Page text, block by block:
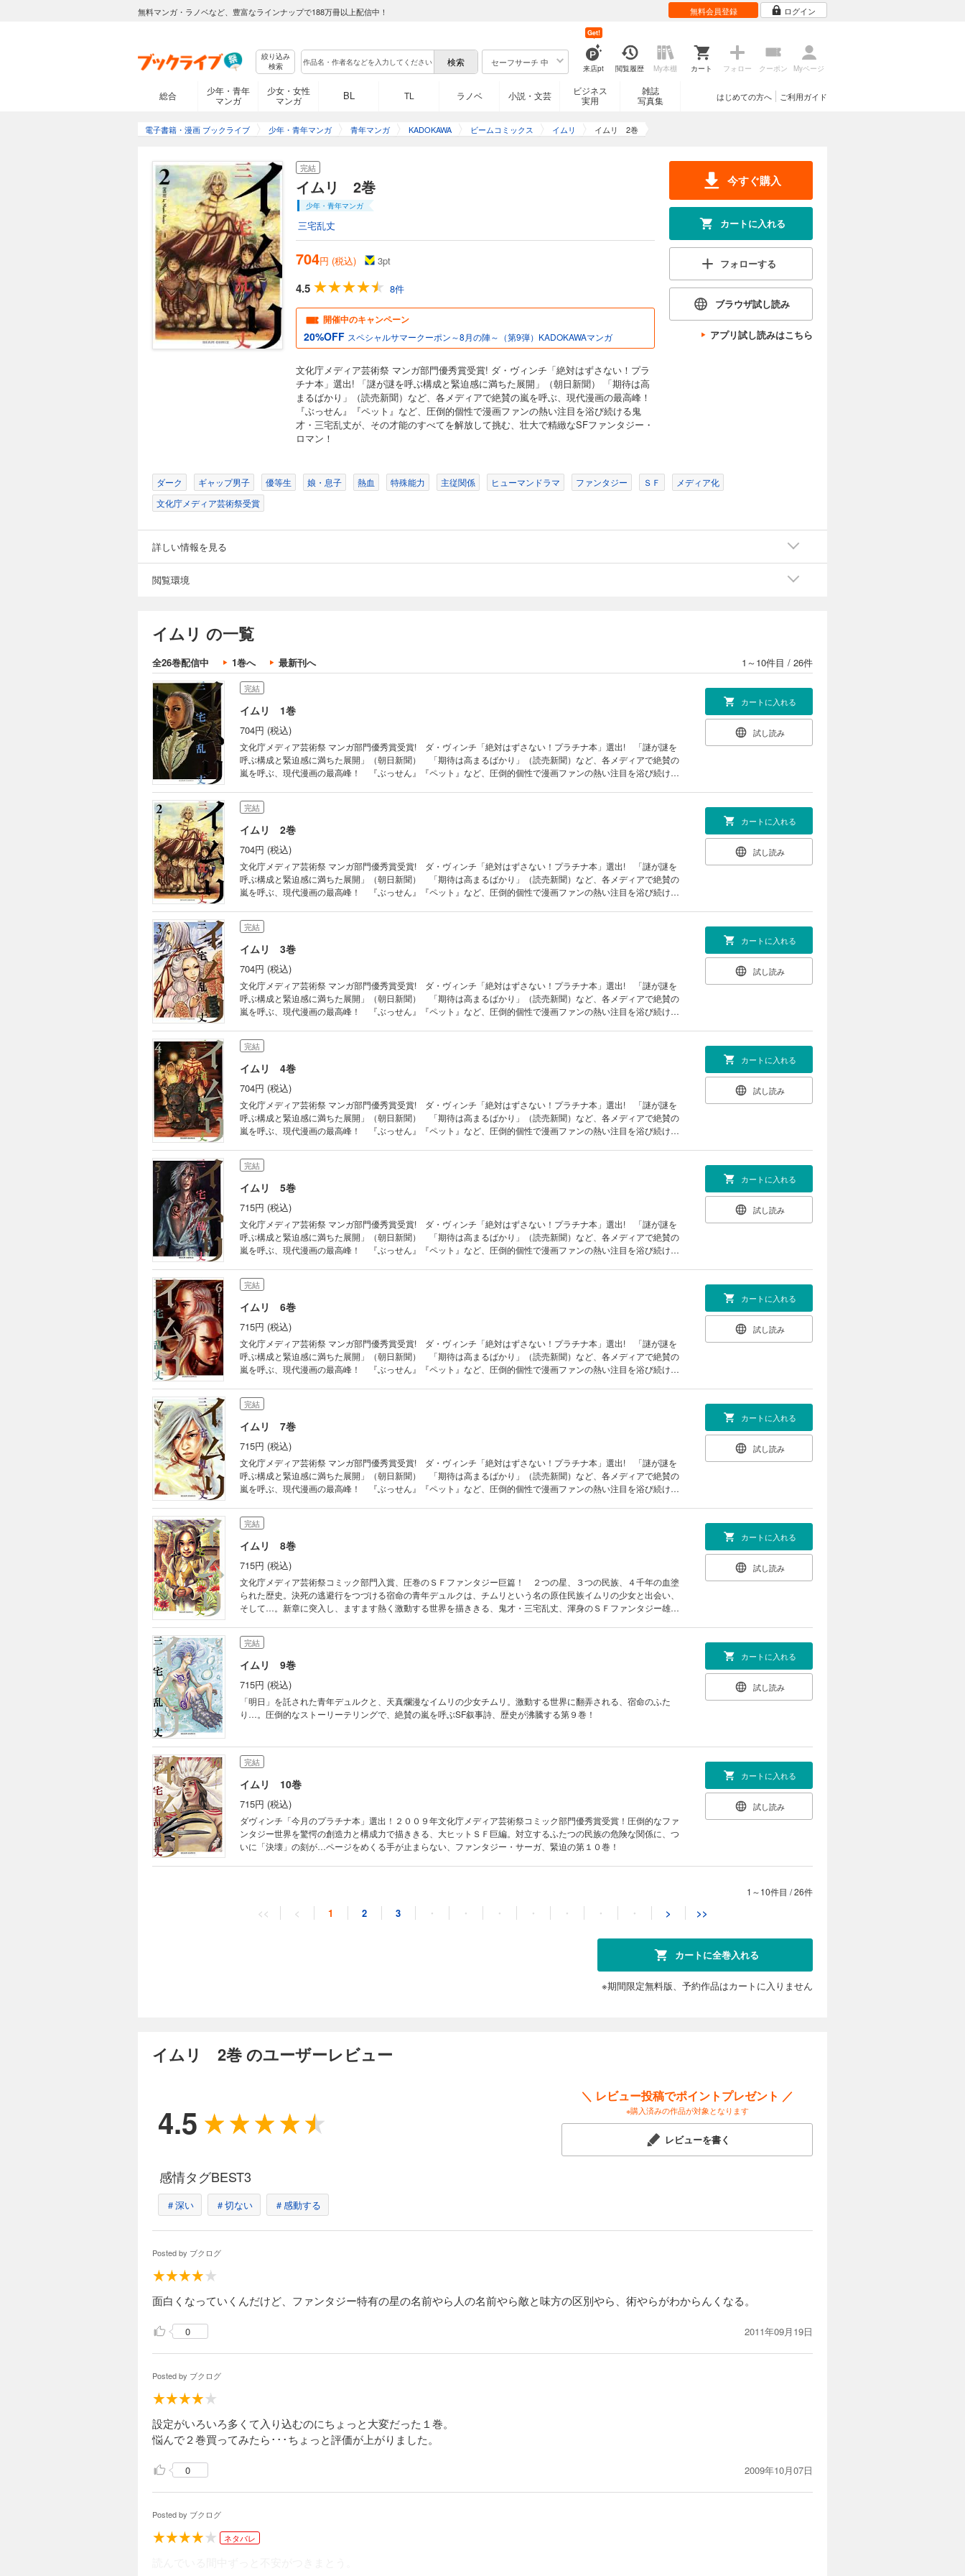
無料マンガ・ラノベなど、豊富なラインナップで188万冊以上配信中！ 無料会員登録 ログイン
絞り込み
検索
セーフサーチ 中
来店pt
Get!
閲覧履歴 My本棚 カート フォロー クーポン Myページ
総合
少年・青年
マンガ
少女・女性
マンガ
BL TL ラノベ 小説・文芸
ビジネス
実用
雑誌
写真集
ご利用ガイド
はじめての方へ
電子書籍・漫画 ブックライブ 少年・青年マンガ 青年マンガ KADOKAWA ビームコミックス イムリ イムリ 2巻
完結
イムリ 2巻
少年・青年マンガ
三宅乱丈
704円 (税込) 3pt
4.5 8件
開催中のキャンペーン
20%OFF スペシャルサマークーポン～8月の陣～（第9弾）KADOKAWAマンガ
文化庁メディア芸術祭 マンガ部門優秀賞受賞! ダ・ヴィンチ「絶対はずさない！プラ
チナ本」選出! 「謎が謎を呼ぶ構成と緊迫感に満ちた展開」（朝日新聞） 「期待は高
まるばかり」（読売新聞）など、各メディアで絶賛の嵐を呼ぶ、現代漫画の最高峰！
『ぶっせん』『ペット』など、圧倒的個性で漫画ファンの熱い注目を浴び続ける鬼
才・三宅乱丈が、その才能のすべてを解放して挑む、壮大で精緻なSFファンタジー・
ロマン！
今すぐ購入
カートに入れる
フォローする
ブラウザ試し読み
アプリ試し読みはこちら
ダーク ギャップ男子 優等生 娘・息子 熱血 特殊能力 主従関係 ヒューマンドラマ ファンタジー ＳＦ
メディア化
文化庁メディア芸術祭受賞
詳しい情報を見る
閲覧環境
イムリ の一覧
全26巻配信中 1巻へ 最新刊へ 1～10件目 / 26件
完結
イムリ 1巻
704円 (税込)
文化庁メディア芸術祭 マンガ部門優秀賞受賞! ダ・ヴィンチ「絶対はずさない！プラチナ本」選出! 「謎が謎を
呼ぶ構成と緊迫感に満ちた展開」（朝日新聞） 「期待は高まるばかり」（読売新聞）など、各メディアで絶賛の
嵐を呼ぶ、現代漫画の最高峰！ 『ぶっせん』『ペット』など、圧倒的個性で漫画ファンの熱い注目を浴び続ける
カートに入れる
試し読み
完結
イムリ 2巻
704円 (税込)
文化庁メディア芸術祭 マンガ部門優秀賞受賞! ダ・ヴィンチ「絶対はずさない！プラチナ本」選出! 「謎が謎を
呼ぶ構成と緊迫感に満ちた展開」（朝日新聞） 「期待は高まるばかり」（読売新聞）など、各メディアで絶賛の
嵐を呼ぶ、現代漫画の最高峰！ 『ぶっせん』『ペット』など、圧倒的個性で漫画ファンの熱い注目を浴び続ける
カートに入れる
試し読み
完結
イムリ 3巻
704円 (税込)
文化庁メディア芸術祭 マンガ部門優秀賞受賞! ダ・ヴィンチ「絶対はずさない！プラチナ本」選出! 「謎が謎を
呼ぶ構成と緊迫感に満ちた展開」（朝日新聞） 「期待は高まるばかり」（読売新聞）など、各メディアで絶賛の
嵐を呼ぶ、現代漫画の最高峰！ 『ぶっせん』『ペット』など、圧倒的個性で漫画ファンの熱い注目を浴び続ける
カートに入れる
試し読み
完結
イムリ 4巻
704円 (税込)
文化庁メディア芸術祭 マンガ部門優秀賞受賞! ダ・ヴィンチ「絶対はずさない！プラチナ本」選出! 「謎が謎を
呼ぶ構成と緊迫感に満ちた展開」（朝日新聞） 「期待は高まるばかり」（読売新聞）など、各メディアで絶賛の
嵐を呼ぶ、現代漫画の最高峰！ 『ぶっせん』『ペット』など、圧倒的個性で漫画ファンの熱い注目を浴び続ける
カートに入れる
試し読み
完結
イムリ 5巻
715円 (税込)
文化庁メディア芸術祭 マンガ部門優秀賞受賞! ダ・ヴィンチ「絶対はずさない！プラチナ本」選出! 「謎が謎を
呼ぶ構成と緊迫感に満ちた展開」（朝日新聞） 「期待は高まるばかり」（読売新聞）など、各メディアで絶賛の
嵐を呼ぶ、現代漫画の最高峰！ 『ぶっせん』『ペット』など、圧倒的個性で漫画ファンの熱い注目を浴び続ける
カートに入れる
試し読み
完結
イムリ 6巻
715円 (税込)
文化庁メディア芸術祭 マンガ部門優秀賞受賞! ダ・ヴィンチ「絶対はずさない！プラチナ本」選出! 「謎が謎を
呼ぶ構成と緊迫感に満ちた展開」（朝日新聞） 「期待は高まるばかり」（読売新聞）など、各メディアで絶賛の
嵐を呼ぶ、現代漫画の最高峰！ 『ぶっせん』『ペット』など、圧倒的個性で漫画ファンの熱い注目を浴び続ける
カートに入れる
試し読み
完結
イムリ 7巻
715円 (税込)
文化庁メディア芸術祭 マンガ部門優秀賞受賞! ダ・ヴィンチ「絶対はずさない！プラチナ本」選出! 「謎が謎を
呼ぶ構成と緊迫感に満ちた展開」（朝日新聞） 「期待は高まるばかり」（読売新聞）など、各メディアで絶賛の
嵐を呼ぶ、現代漫画の最高峰！ 『ぶっせん』『ペット』など、圧倒的個性で漫画ファンの熱い注目を浴び続ける
カートに入れる
試し読み
完結
イムリ 8巻
715円 (税込)
文化庁メディア芸術祭コミック部門入賞、圧巻のＳＦファンタジー巨篇！ ２つの星、３つの民族、４千年の血塗
られた歴史。決死の逃避行をつづける宿命の青年デュルクは、チムリという名の原住民族イムリの少女と出会い、
そして…。新章に突入し、ますます熱く激動する世界を描ききる、鬼才・三宅乱丈、渾身のＳＦファンタジー雄
カートに入れる
試し読み
完結
イムリ 9巻
715円 (税込)
「明日」を託された青年デュルクと、天真爛漫なイムリの少女チムリ。激動する世界に翻弄される、宿命のふた
り…。圧倒的なストーリーテリングで、絶賛の嵐を呼ぶSF叙事詩、歴史が沸騰する第９巻！
カートに入れる
試し読み
完結
イムリ 10巻
715円 (税込)
ダヴィンチ「今月のプラチナ本」選出！２００９年文化庁メディア芸術祭コミック部門優秀賞受賞！圧倒的なファ
ンタジー世界を驚愕の創造力と構成力で描ききる、大ヒットＳＦ巨編。対立するふたつの民族の危険な関係に、つ
いに「決壊」の刻が…ページをめくる手が止まらない、ファンタジー・サーガ、緊迫の第１０巻！
カートに入れる
試し読み
イムリ 11巻
715円 (税込)
ダ・ヴィンチ“今月のプラチナ本”選出、文化庁メディア芸術祭入賞…驚愕の物語力で絶賛の嵐を呼びつづけるファ
カートに入れる
ついに始まったイムリとカーマの戦争。そして、徐々に明らかになる「イムリの道具」の謎。世界の「明日」の行
完結
激化する戦乱。苛酷な宿命に弄ばれるデュルクとチムリ、そして「覚醒者」ミューバ。弱きものたちの魂は、容赦
なく傷つけられてゆく。絶望の渦中で「明日」を照らす光を希求する、圧倒的ＳＦ黙示録、１３巻。
世界の頂点で、猛る者よ。その瞳に宿る陰は、狂気か、哀しみか。 白熱する戦火に、悲劇の連鎖止まず。「覚醒
者」ミューバ率いるカーマ軍に抗う、デュルクと女戦士ニコらイムリたちの運命は…。未曾有のSF叙事詩、幾重に
デュルクとミューバ、悲劇に弄ばれ引き離された、双児。それぞれの宿命が今、世界の「明日」を変える…。ダ・
ヴィンチ“今月のプラチナ本”選出、文化庁メディア芸術祭入賞…圧倒的なストーリーテリングで絶賛の呼びつづけ
るファンタジー・サーガ、運命的な出会いと別れの第15巻!
その身に宿した破壊的な「印」、イムリの純粋な血により最強となった「命令彩輪」。「覚醒者」ミューバを止め
カートに入れる
1～10件目 /26件
<< < 1 2 3 ・ ・ ・ ・ ・ ・ ・ > >>
カートに全巻入れる
※期間限定無料版、予約作品はカートに入りません
イムリ 2巻 のユーザーレビュー
4.5
＼ レビュー投稿でポイントプレゼント ／
※購入済みの作品が対象となります
レビューを書く
感情タグBEST3
＃深い ＃切ない ＃感動する
Posted by ブクログ
面白くなっていくんだけど、ファンタジー特有の星の名前やら人の名前やら敵と味方の区別やら、術やらがわからんくなる。
0 2011年09月19日
Posted by ブクログ
設定がいろいろ多くて入り込むのにちょっと大変だった１巻。
悩んで２巻買ってみたら･･･ちょっと評価が上がりました。
0 2009年10月07日
Posted by ブクログ
ネタバレ